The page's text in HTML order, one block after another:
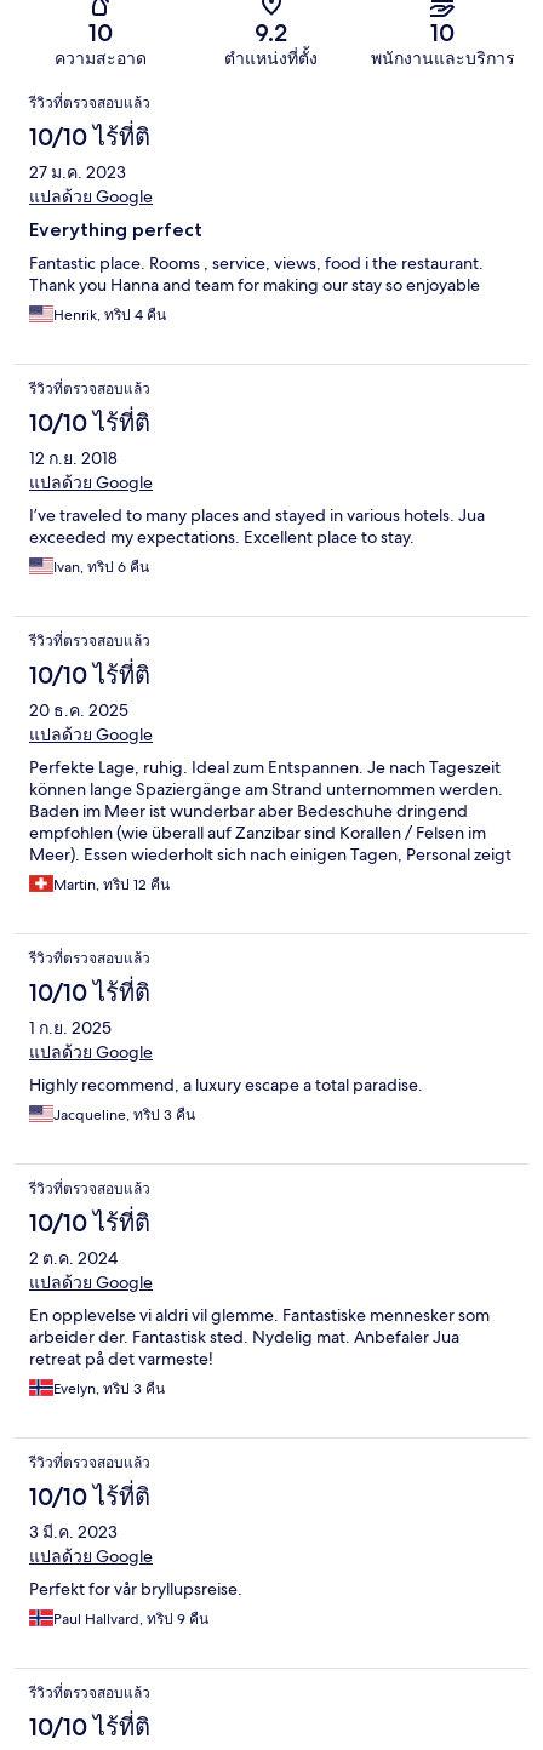
10
ความสะอาด
9.2
ตำแหน่งที่ตั้ง
10
พนักงานและบริการ
รีวิว
รีวิวที่ตรวจสอบแล้ว
10/10 ไร้ที่ติ
27 ม.ค. 2023
แปลด้วย Google
Everything perfect
Fantastic place. Rooms , service, views, food i the restaurant.
Thank you Hanna and team for making our stay so enjoyable
Henrik, ทริป 4 คืน
รีวิวที่ตรวจสอบแล้ว
10/10 ไร้ที่ติ
12 ก.ย. 2018
แปลด้วย Google
I’ve traveled to many places and stayed in various hotels. Jua
exceeded my expectations. Excellent place to stay.
Ivan, ทริป 6 คืน
รีวิวที่ตรวจสอบแล้ว
10/10 ไร้ที่ติ
20 ธ.ค. 2025
แปลด้วย Google
Perfekte Lage, ruhig. Ideal zum Entspannen. Je nach Tageszeit
können lange Spaziergänge am Strand unternommen werden.
Baden im Meer ist wunderbar aber Bedeschuhe dringend
empfohlen (wie überall auf Zanzibar sind Korallen / Felsen im
Meer). Essen wiederholt sich nach einigen Tagen, Personal zeigt
sich aber sehr flexibel bei den Wünschen. Also kein wirkliches
Problem. Schade: bei früheren Aufenthalten wurde das
serviert. Das wurde dieses Mal nicht angeboten - und wir
bedauern dies sehr. Wir kommen wieder!
Martin, ทริป 12 คืน
รีวิวที่ตรวจสอบแล้ว
10/10 ไร้ที่ติ
1 ก.ย. 2025
แปลด้วย Google
Highly recommend, a luxury escape a total paradise.
Jacqueline, ทริป 3 คืน
รีวิวที่ตรวจสอบแล้ว
10/10 ไร้ที่ติ
2 ต.ค. 2024
แปลด้วย Google
En opplevelse vi aldri vil glemme. Fantastiske mennesker som
arbeider der. Fantastisk sted. Nydelig mat. Anbefaler Jua
retreat på det varmeste!
Evelyn, ทริป 3 คืน
รีวิวที่ตรวจสอบแล้ว
10/10 ไร้ที่ติ
3 มี.ค. 2023
แปลด้วย Google
Perfekt for vår bryllupsreise.
Paul Hallvard, ทริป 9 คืน
รีวิวที่ตรวจสอบแล้ว
10/10 ไร้ที่ติ